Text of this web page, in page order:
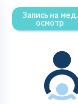
Запись на мед.
осмотр